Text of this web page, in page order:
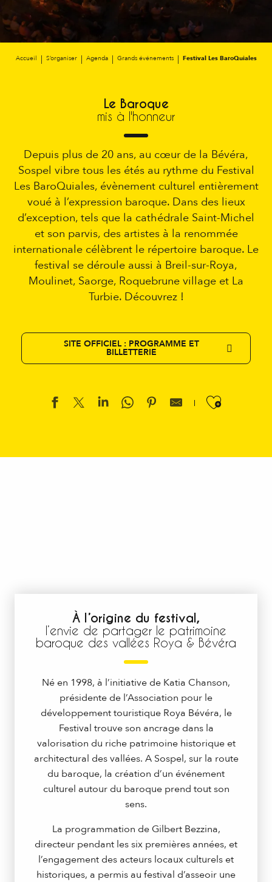
Accueil S’organiser Agenda Grands événements Festival Les BaroQuiales
Le Baroque
mis à l'honneur
Depuis plus de 20 ans, au cœur de la Bévéra,
Sospel vibre tous les étés au rythme du Festival
Les BaroQuiales, évènement culturel entièrement
voué à l’expression baroque. Dans des lieux
d’exception, tels que la cathédrale Saint-Michel
et son parvis, des artistes à la renommée
internationale célèbrent le répertoire baroque. Le
festival se déroule aussi à Breil-sur-Roya,
Moulinet, Saorge, Roquebrune village et La
Turbie. Découvrez !
SITE OFFICIEL : PROGRAMME ET
BILLETTERIE
À l’origine du festival,
l’envie de partager le patrimoine
baroque des vallées Roya & Bévéra
Né en 1998, à l’initiative de Katia Chanson,
présidente de l’Association pour le
développement touristique Roya Bévéra, le
Festival trouve son ancrage dans la
valorisation du riche patrimoine historique et
architectural des vallées. A Sospel, sur la route
du baroque, la création d’un événement
culturel autour du baroque prend tout son
sens.
La programmation de Gilbert Bezzina,
directeur pendant les six premières années, et
l’engagement des acteurs locaux culturels et
historiques, a permis au festival d’asseoir une